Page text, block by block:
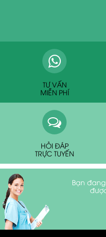
TƯ VẤN
MIỄN PHÍ
HỎI ĐÁP
TRỰC TUYẾN
Bạn